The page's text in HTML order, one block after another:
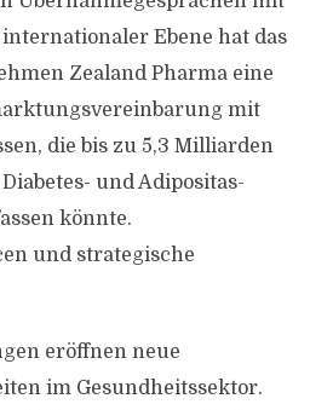
Ebene hat das
Zealand Pharma eine
mit
die bis zu 5,3 Milliarden
und Adipositas-
könnte.
und strategische
eröffnen neue
im Gesundheitssektor.